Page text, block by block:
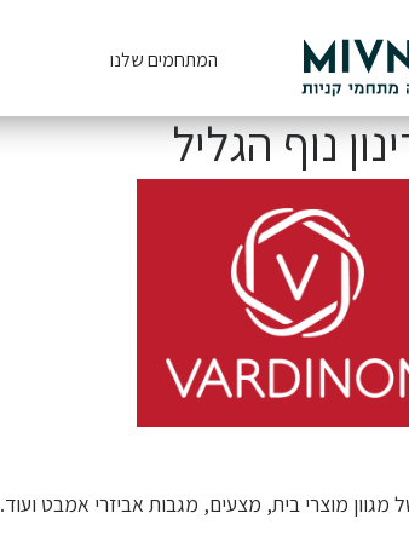
המתחמים שלנו
נוף הגליל
מגוון מוצרי בית, מצעים, מגבות אביזרי אמבט ועוד.